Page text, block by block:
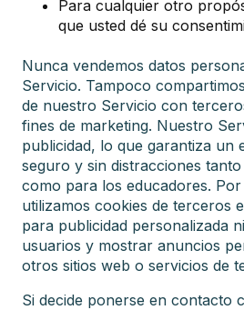
Para cualquier otro
que usted dé su
Nunca vendemos datos
Servicio. Tampoco
de nuestro Servicio con
fines de marketing. Nuestro
publicidad, lo que garantiza un
seguro y sin distracciones
como para los educadores.
utilizamos cookies de terceros
para publicidad personalizada
usuarios y mostrar anuncios
otros sitios web o servicios de
Si decide ponerse en contacto